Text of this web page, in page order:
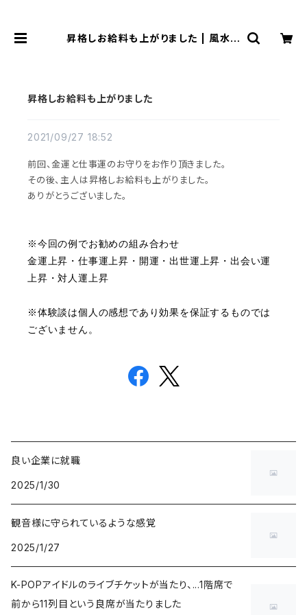
昇格しお給料も上がりました | 風水よ
昇格しお給料も上がりました
2021/09/27 18:52
前回、金運と仕事運のお守りをお作り頂きました。
その後、主人は昇格しお給料も上がりました。
ありがとうございました。
※今回の例でお勧めの組み合わせ
金運上昇・仕事運上昇・開運・出世運上昇・出会い運
上昇・対人運上昇
※体験談は個人の感想であり効果を保証するものでは
ございません。
良い企業に就職
2025/1/30
観音様に守られているような感覚
2025/1/27
K-POPアイドルのライブチケットが当たり、...1階席で
前から11列目という良席が当たりました